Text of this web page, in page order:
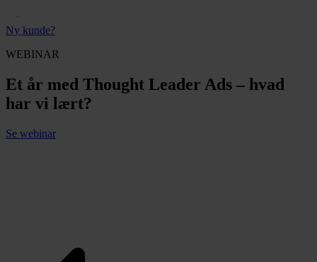
Ny kunde?
WEBINAR
Et år med Thought Leader Ads – hvad
har vi lært?
Se webinar